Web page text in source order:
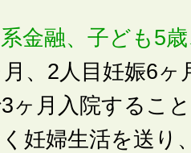
系金融、子ども5
、2人目妊娠6ヶ
ヶ月入院するこ
妊婦生活を送り